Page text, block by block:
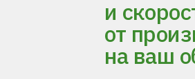
и
от
на ваш